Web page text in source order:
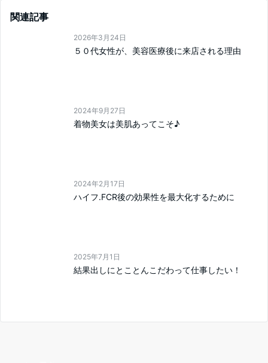
関連記事
2026年3月24日
５０代女性が、美容医療後に来店される理由
2024年9月27日
着物美女は美肌あってこそ♪
2024年2月17日
ハイフ.FCR後の効果性を最大化するために
2025年7月1日
結果出しにとことんこだわって仕事したい！